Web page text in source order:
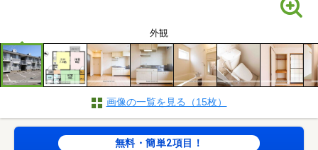
外観
画像の一覧を見る（15枚）
無料・簡単2項目！